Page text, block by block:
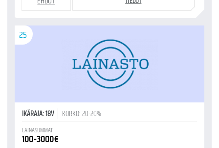
25
IKÄRAJA: 18V KORKO: 20-20%
LAINASUMMAT
100-3000€